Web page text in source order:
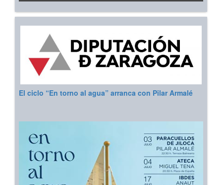
El ciclo “En torno al agua” arranca con Pilar Armalé